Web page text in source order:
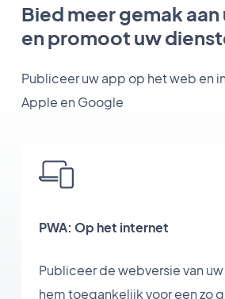
Bied meer gemak
en promoot uw
Publiceer uw app op het web en
Apple en Google
PWA: Op het internet
Publiceer de webversie van
hem toegankelijk voor een zo